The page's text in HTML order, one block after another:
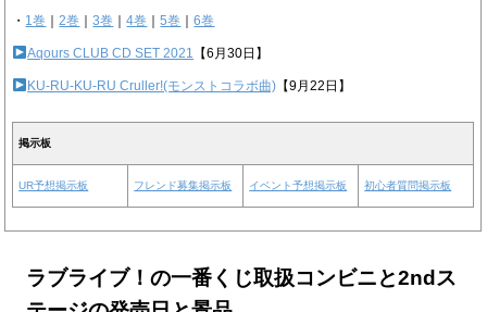
・ 1巻 ｜2巻 ｜3巻 ｜4巻 ｜5巻 ｜6巻
Aqours CLUB CD SET 2021 【6月30日】
KU-RU-KU-RU Cruller!(モンストコラボ曲) 【9月22日】
掲示板
UR予想掲示板 フレンド募集掲示板 イベント予想掲示板 初心者質問掲示板
ラブライブ！の一番くじ取扱コンビニと2ndス